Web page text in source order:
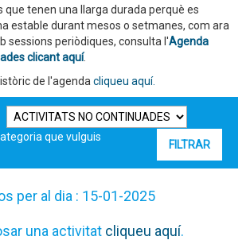
que tenen una llarga durada perquè es
estable durant mesos o setmanes, com ara
sessions periòdiques, consulta l'Agenda
clicant aquí.
de l'agenda cliqueu aquí.
que vulguis
per al dia : 15-01-2025
una activitat cliqueu aquí.